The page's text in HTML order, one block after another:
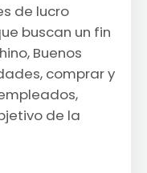
de lucro
buscan un fin
Buenos
comprar y
de la